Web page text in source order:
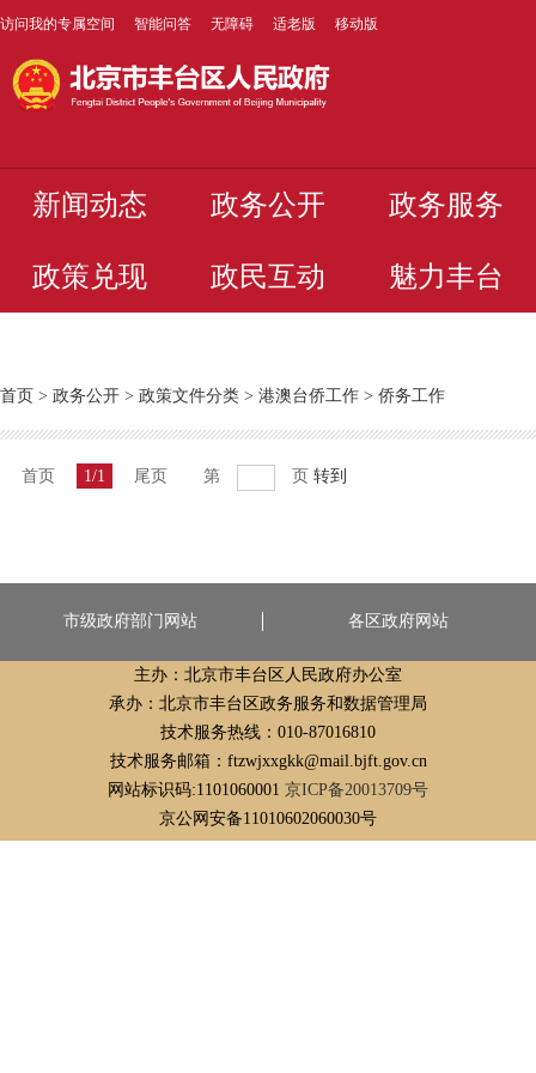
访问我的专属空间 智能问答 无障碍 适老版 移动版
新闻动态 政务公开 政务服务
政策兑现 政民互动 魅力丰台
首页 > 政务公开 > 政策文件分类 > 港澳台侨工作 > 侨务工作
首页 1/1 尾页 第 页 转到
市级政府部门网站 各区政府网站
主办：北京市丰台区人民政府办公室
承办：北京市丰台区政务服务和数据管理局
技术服务热线：010-87016810
技术服务邮箱：ftzwjxxgkk@mail.bjft.gov.cn
网站标识码:1101060001 京ICP备20013709号
京公网安备11010602060030号